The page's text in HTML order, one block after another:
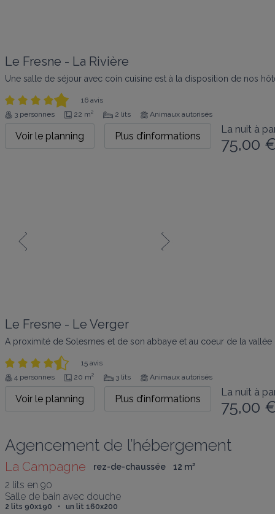
Le Fresne - La Rivière
Une salle de séjour avec coin cuisine est à la disposition de nos
16 avis
3 personnes
22 m² 2 lits Animaux autorisés
Voir le planning Plus d’informations
La nuit à
75,00
Le Fresne - Le Verger
A proximité de Solesmes et de son abbaye et au coeur de la vallée
15 avis
4 personnes
20 m² 3 lits Animaux autorisés
Voir le planning Plus d’informations
La nuit à
75,00
Agencement de l’hébergement
La Campagne rez-de-chaussée 12 m²
2 lits en 90
Salle de bain avec douche
2 lits 90x190   •   un lit 160x200